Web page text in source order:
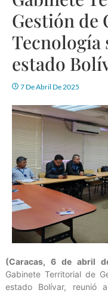
Gestión de
Tecnología
estado
7 De Abril De 2025
(Caracas, 6 de abril
Gabinete Territorial de
estado Bolívar, reunió